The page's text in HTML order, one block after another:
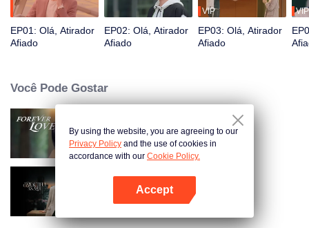
Abra o programa
EP01: Olá, Atirador
Afiado
EP02: Olá, Atirador
Afiado
VIP
EP03: Olá, Atirador
Afiado
VIP
Você Pode Gostar
Amor Eterno
As Beautiful As You
By using the website, you are agreeing to our
Privacy Policy and the use of cookies in
accordance with our Cookie Policy.
Accept